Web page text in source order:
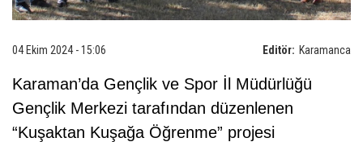
Editör: Karamanca
04 Ekim 2024 - 15:06
Karaman’da Gençlik ve Spor İl Müdürlüğü
Gençlik Merkezi tarafından düzenlenen
“Kuşaktan Kuşağa Öğrenme” projesi